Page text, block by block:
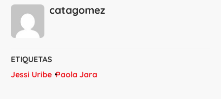
catagomez
ETIQUETAS
Jessi Uribe Paola Jara